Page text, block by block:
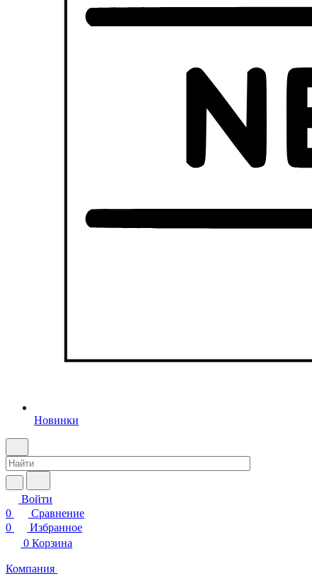
Новинки
Войти
0
Сравнение
0
Избранное
0 Корзина
Компания